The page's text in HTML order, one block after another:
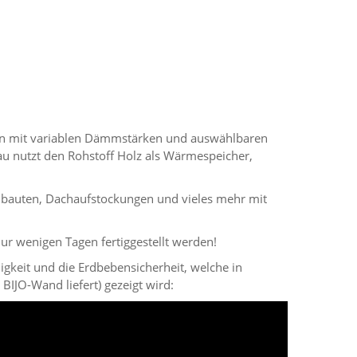
mit variablen Dämmstärken und auswählbaren
nutzt den Rohstoff Holz als Wärmespeicher,
Dachaufstockungen und vieles mehr mit
wenigen Tagen fertiggestellt werden!
und die Erdbebensicherheit, welche in
Wand liefert) gezeigt wird: